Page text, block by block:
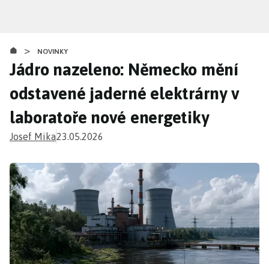
obsahu
> NOVINKY
Jádro nazeleno: Německo mění
odstavené jaderné elektrárny v
laboratoře nové energetiky
Josef Mika23.05.2026